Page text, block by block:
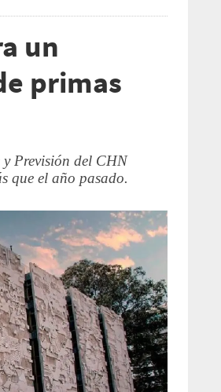
un
primas
Previsión del CHN
que el año pasado.